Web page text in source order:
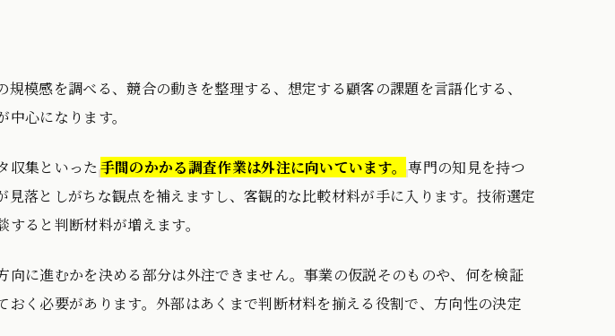
模感を調べる、競合の動きを整理する、想定する顧客の課題を言語化する、
心になります。
収集といった手間のかかる調査作業は外注に向いています。専門の知見を持つ
見落としがちな観点を補えますし、客観的な比較材料が手に入ります。技術選定
ると判断材料が増えます。
向に進むかを決める部分は外注できません。事業の仮説そのものや、何を検証
おく必要があります。外部はあくまで判断材料を揃える役割で、方向性の決定